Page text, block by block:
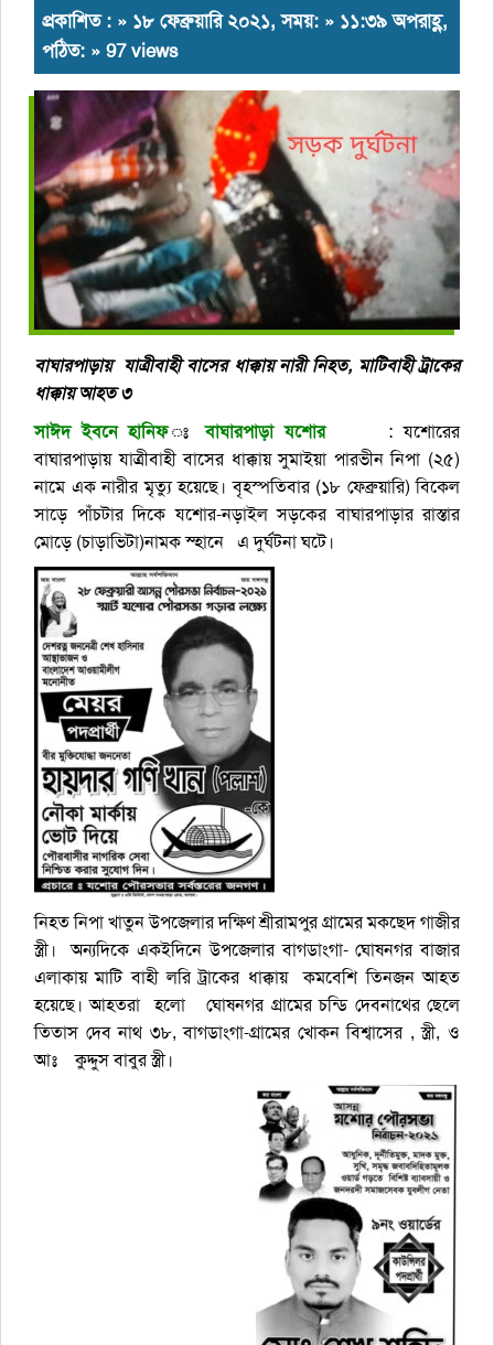
প্রকাশিত : » ১৮ ফেব্রুয়ারি ২০২১, সময়: » ১১:৩৯ অপরাহ্ণ,
পঠিত: » 97 views
বাঘারপাড়ায় যাত্রীবাহী বাসের ধাক্কায় নারী নিহত, মাটিবাহী ট্রাকের
ধাক্কায় আহত ৩
সাঈদ ইবনে হানিফঃবাঘারপাড়া যশোর: যশোরের
বাঘারপাড়ায় যাত্রীবাহী বাসের ধাক্কায় সুমাইয়া পারভীন নিপা (২৫)
নামে এক নারীর মৃত্যু হয়েছে। বৃহস্পতিবার (১৮ ফেব্রুয়ারি) বিকেল
সাড়ে পাঁচটার দিকে যশোর-নড়াইল সড়কের বাঘারপাড়ার রাস্তার
মোড়ে (চাড়াভিটা)নামক স্হানে এ দুর্ঘটনা ঘটে।
নিহত নিপা খাতুন উপজেলার দক্ষিণ শ্রীরামপুর গ্রামের মকছেদ গাজীর
স্ত্রী। অন্যদিকে একইদিনে উপজেলার বাগডাংগা- ঘোষনগর বাজার
এলাকায় মাটি বাহী লরি ট্রাকের ধাক্কায় কমবেশি তিনজন আহত
হয়েছে। আহতরা হলো ঘোষনগর গ্রামের চন্ডি দেবনাথের ছেলে
তিতাস দেব নাথ ৩৮, বাগডাংগা-গ্রামের খোকন বিশ্বাসের , স্ত্রী, ও
আঃ কুদ্দুস বাবুর স্ত্রী।